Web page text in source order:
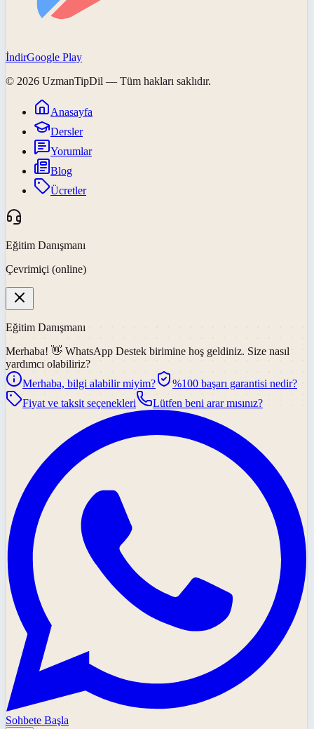
İndirGoogle Play
© 2026 UzmanTipDil — Tüm hakları saklıdır.
Anasayfa
Dersler
Yorumlar
Blog
Ücretler
Eğitim Danışmanı
Çevrimiçi (online)
Eğitim Danışmanı
Merhaba! 👋 WhatsApp Destek birimine hoş geldiniz. Size nasıl
yardımcı olabiliriz?
Merhaba, bilgi alabilir miyim?
%100 başarı garantisi nedir?
Fiyat ve taksit seçenekleri
Lütfen beni arar mısınız?
Sohbete Başla